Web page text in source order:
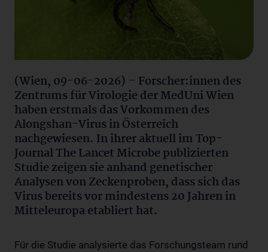
(Wien, 09-06-2026) – Forscher:innen des
Zentrums für Virologie der MedUni Wien
haben erstmals das Vorkommen des
Alongshan-Virus in Österreich
nachgewiesen. In ihrer aktuell im Top-
Journal The Lancet Microbe publizierten
Studie zeigen sie anhand genetischer
Analysen von Zeckenproben, dass sich das
Virus bereits vor mindestens 20 Jahren in
Mitteleuropa etabliert hat.
Für die Studie analysierte das Forschungsteam rund